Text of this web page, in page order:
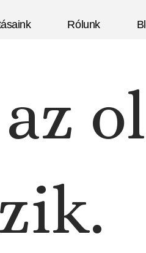
Rólunk